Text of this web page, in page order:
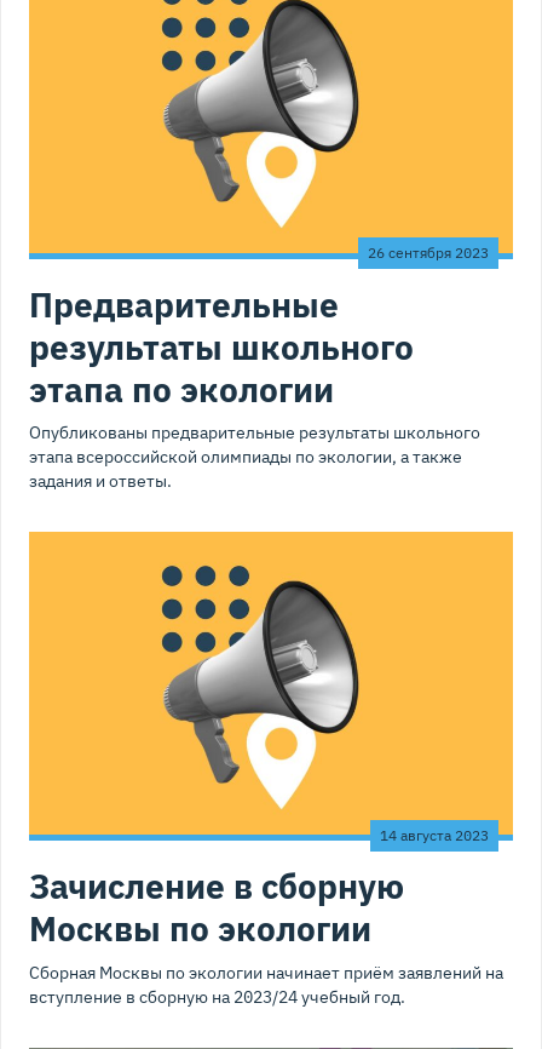
26 сентября 2023
Предварительные
результаты школьного
этапа по экологии
Опубликованы предварительные результаты школьного
этапа всероссийской олимпиады по экологии, а также
задания и ответы.
14 августа 2023
Зачисление в сборную
Москвы по экологии
Сборная Москвы по экологии начинает приём заявлений на
вступление в сборную на 2023/24 учебный год.